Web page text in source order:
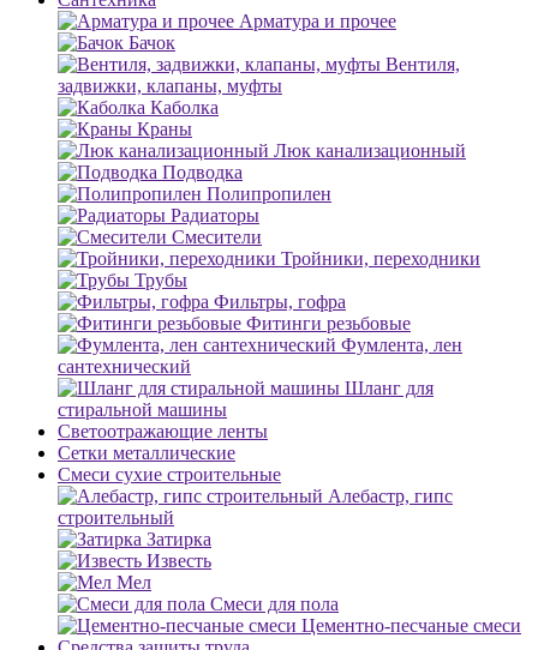
Арматура и прочее
Бачок
Вентиля,
задвижки, клапаны, муфты
Каболка
Краны
Люк канализационный
Подводка
Полипропилен
Радиаторы
Смесители
Тройники, переходники
Трубы
Фильтры, гофра
Фитинги резьбовые
Фумлента, лен
сантехнический
Шланг для
стиральной машины
Светоотражающие ленты
Сетки металлические
Смеси сухие строительные
Алебастр, гипс
строительный
Затирка
Известь
Мел
Смеси для пола
Цементно-песчаные смеси